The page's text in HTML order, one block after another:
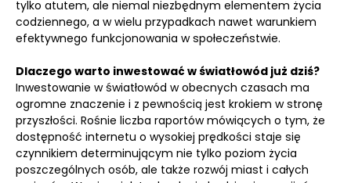
tylko atutem, ale niemal niezbędnym elementem życia
codziennego, a w wielu przypadkach nawet warunkiem
efektywnego funkcjonowania w społeczeństwie.
Dlaczego warto inwestować w światłowód już dziś?
Inwestowanie w światłowód w obecnych czasach ma
ogromne znaczenie i z pewnością jest krokiem w stronę
przyszłości. Rośnie liczba raportów mówiących o tym, że
dostępność internetu o wysokiej prędkości staje się
czynnikiem determinującym nie tylko poziom życia
poszczególnych osób, ale także rozwój miast i całych